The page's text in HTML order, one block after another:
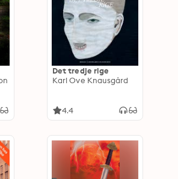
Det tredje rige
Karl Ove Knausgård
4.4